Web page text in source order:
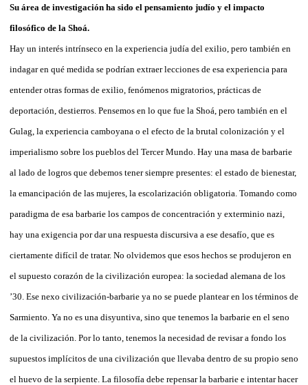
Su área de investigación ha sido el pensamiento judío y el impacto
filosófico de la Shoá.
Hay un interés intrínseco en la experiencia judía del exilio, pero también en
indagar en qué medida se podrían extraer lecciones de esa experiencia para
entender otras formas de exilio, fenómenos migratorios, prácticas de
deportación, destierros. Pensemos en lo que fue la Shoá, pero también en el
Gulag, la experiencia camboyana o el efecto de la brutal colonización y el
imperialismo sobre los pueblos del Tercer Mundo. Hay una masa de barbarie
al lado de logros que debemos tener siempre presentes: el estado de bienestar,
la emancipación de las mujeres, la escolarización obligatoria. Tomando como
paradigma de esa barbarie los campos de concentración y exterminio nazi,
hay una exigencia por dar una respuesta discursiva a ese desafío, que es
ciertamente difícil de tratar. No olvidemos que esos hechos se produjeron en
el supuesto corazón de la civilización europea: la sociedad alemana de los
’30. Ese nexo civilización-barbarie ya no se puede plantear en los términos de
Sarmiento. Ya no es una disyuntiva, sino que tenemos la barbarie en el seno
de la civilización. Por lo tanto, tenemos la necesidad de revisar a fondo los
supuestos implícitos de una civilización que llevaba dentro de su propio seno
el huevo de la serpiente. La filosofía debe repensar la barbarie e intentar hacer